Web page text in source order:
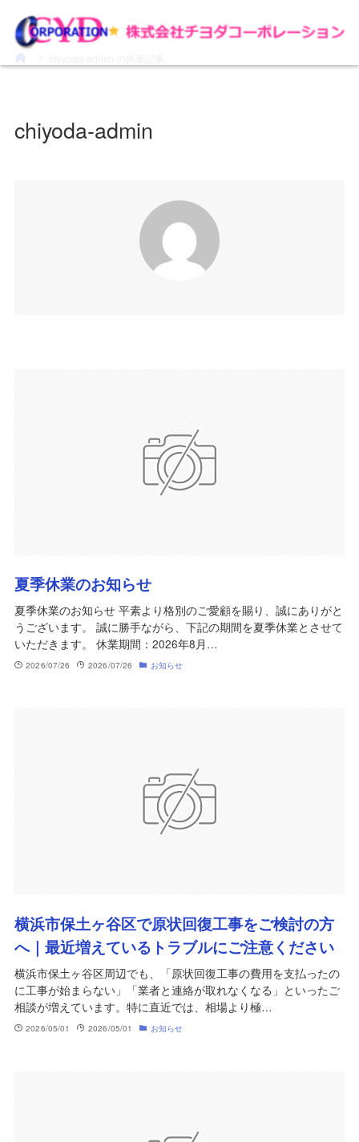
chiyoda-admin
夏季休業のお知らせ
夏季休業のお知らせ 平素より格別のご愛顧を賜り、誠にありがと
うございます。 誠に勝手ながら、下記の期間を夏季休業とさせて
いただきます。 休業期間：2026年8月…
2026/07/26 2026/07/26 お知らせ
横浜市保土ヶ谷区で原状回復工事をご検討の方
へ｜最近増えているトラブルにご注意ください
横浜市保土ヶ谷区周辺でも、「原状回復工事の費用を支払ったの
に工事が始まらない」「業者と連絡が取れなくなる」といったご
相談が増えています。特に直近では、相場より極…
2026/05/01 2026/05/01 お知らせ